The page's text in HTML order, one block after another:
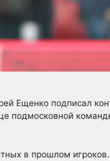
Ещенко подписал
подмосковной
в прошлом